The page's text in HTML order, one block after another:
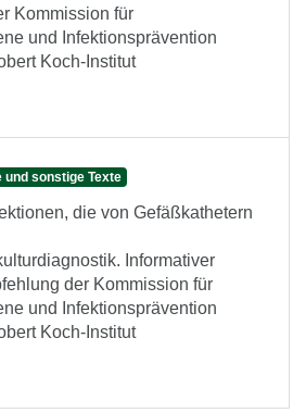
Kommission für
und Infektionsprävention
Koch-Institut
und sonstige Texte
die von Gefäßkathetern
Informativer
der Kommission für
und Infektionsprävention
Koch-Institut